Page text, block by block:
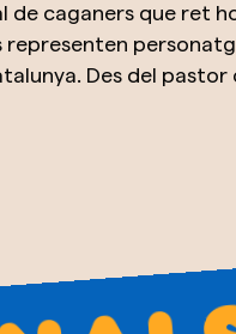
de caganers que ret
Des del pastor
viva la tradició del
forja. Cadascun
Són una
costum continuï sent